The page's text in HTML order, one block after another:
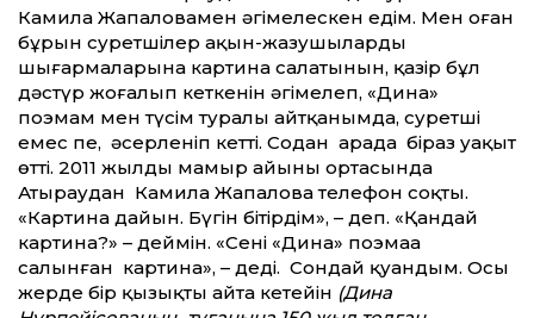
Камила Жапаловамен әңгімелескен едім. Мен оған
бұрын суретшілер ақын-жазушылардың
шығармаларына картина салатынын, қазір бұл
дәстүр жоғалып кеткенін әңгімелеп, «Дина»
поэмам мен түсім туралы айтқанымда, суретші
емес пе, әсерленіп кетті. Содан арада біраз уақыт
өтті. 2011 жылдың мамыр айының ортасында
Атыраудан Камила Жапалова телефон соқты.
«Картина дайын. Бүгін бітірдім», – деп. «Қандай
картина?» – деймін. «Сенің «Дина» поэмаңа
салынған картина», – деді. Сондай қуандым. Осы
жерде бір қызықты айта кетейін (Дина